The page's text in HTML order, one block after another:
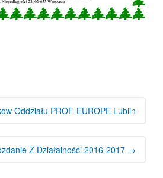
Oddziału PROF-EUROPE Lublin
Z Działalności 2016-2017 →